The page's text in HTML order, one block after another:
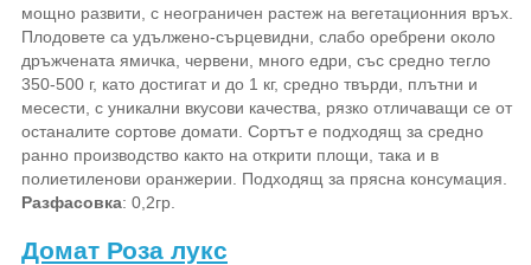
мощно развити, с неограничен растеж на вегетационния връх.
Плодовете са удължено-сърцевидни, слабо оребрени около
дръжчената ямичка, червени, много едри, със средно тегло
350-500 г, като достигат и до 1 кг, средно твърди, плътни и
месести, с уникални вкусови качества, рязко отличаващи се от
останалите сортове домати. Сортът е подходящ за средно
ранно производство както на открити площи, така и в
полиетиленови оранжерии. Подходящ за прясна консумация.
Разфасовка: 0,2гр.
Домат Роза лукс